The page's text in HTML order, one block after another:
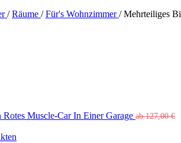
/ Räume / Für's Wohnzimmer/ Mehrteiliges
Muscle-Car In Einer Garage ab127,00€